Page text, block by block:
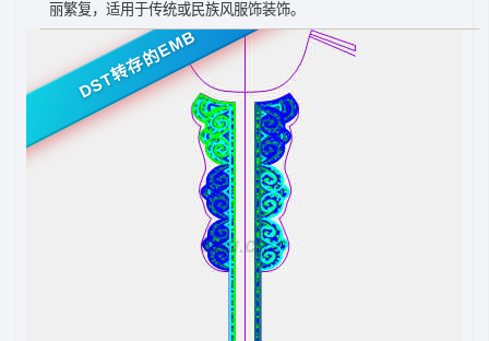
丽繁复，适用于传统或民族风服饰装饰。
DST转存的EMB